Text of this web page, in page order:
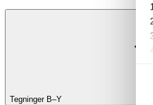
Tegninger B–Y